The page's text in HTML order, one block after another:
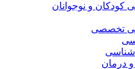
کودکان و نوجوانان
تخصصی
شناسی
درمان